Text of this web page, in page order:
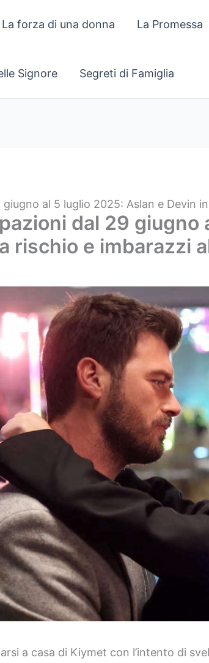
La forza di una donna La Promessa
Signore Segreti di Famiglia
al 5 luglio 2025: Aslan e Devin
dal 29 giugno
rischio e imbarazzi
a casa di Kiymet con l’intento di